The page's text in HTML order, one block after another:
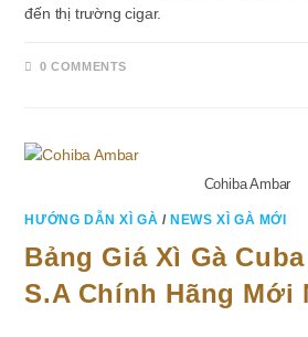
đến thị trường cigar.
0 COMMENTS
Cohiba Ambar
HƯỚNG DẪN XÌ GÀ / NEWS XÌ GÀ MỚI
Bảng Giá Xì Gà
S.A Chính Hãng Mới